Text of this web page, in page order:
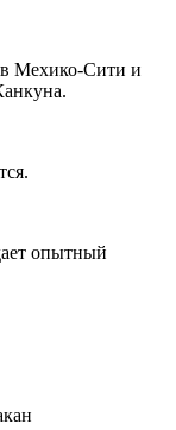
в Мехико-Сити и
опытный